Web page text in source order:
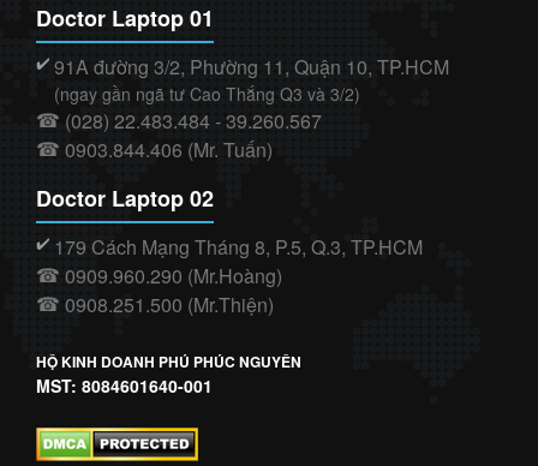
Doctor Laptop 01
✔️ 91A đường 3/2, Phường 11, Quận 10, TP.HCM
(ngay gần ngã tư Cao Thắng Q3 và 3/2)
☎ (028) 22.483.484 - 39.260.567
☎ 0903.844.406 (Mr. Tuấn)
Doctor Laptop 02
✔️ 179 Cách Mạng Tháng 8, P.5, Q.3, TP.HCM
☎ 0909.960.290 (Mr.Hoàng)
☎ 0908.251.500 (Mr.Thiện)
HỘ KINH DOANH PHÚ PHÚC NGUYÊN
MST: 8084601640-001